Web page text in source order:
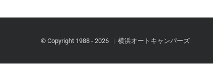
© Copyright 1988 -2026 | 横浜オートキャンパーズ